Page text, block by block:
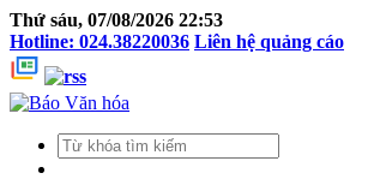
Thứ sáu, 07/08/2026 22:53
Hotline: 024.38220036 Liên hệ quảng cáo